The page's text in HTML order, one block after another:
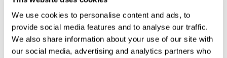
We use cookies to personalise content and ads, to
provide social media features and to analyse our traffic.
We also share information about your use of our site with
our social media, advertising and analytics partners who
(жишээлбэл, санах ой эсвэл боловсруулах хурд г.м)
багтаасан даалгавруудыг бэхжүүлэхийн тулд олон түвшний
танин мэдэхүйн сургалтыг бий болгох гуравдахь
шаардлагыг тавьсан.